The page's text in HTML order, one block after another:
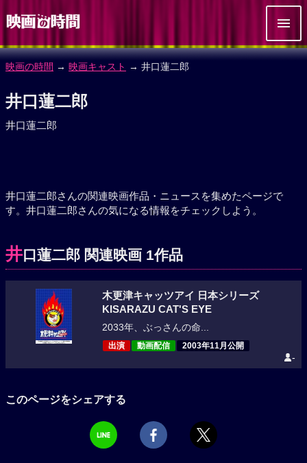
映画の時間 → 映画キャスト → 井口蓮二郎
井口蓮二郎
井口蓮二郎
井口蓮二郎さんの関連映画作品・ニュースを集めたページで
す。井口蓮二郎さんの気になる情報をチェックしよう。
井口蓮二郎 関連映画 1作品
木更津キャッツアイ 日本シリーズ
KISARAZU CAT'S EYE
2033年、ぶっさんの命...
出演 動画配信 2003年11月公開
-
このページをシェアする